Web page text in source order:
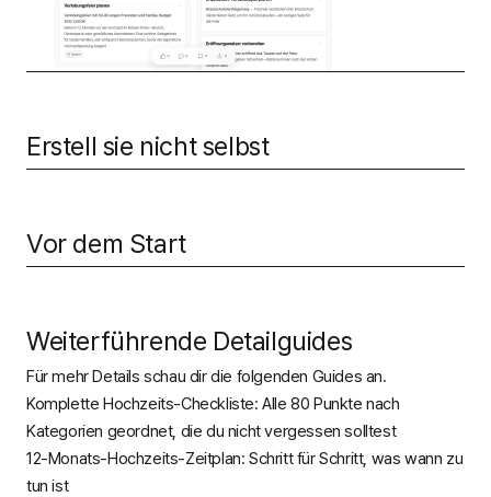
Erstell sie nicht selbst
Vor dem Start
Weiterführende Detailguides
Für mehr Details schau dir die folgenden Guides an.
Komplette Hochzeits-Checkliste: Alle 80 Punkte nach
Kategorien geordnet, die du nicht vergessen solltest
12-Monats-Hochzeits-Zeitplan: Schritt für Schritt, was wann zu
tun ist